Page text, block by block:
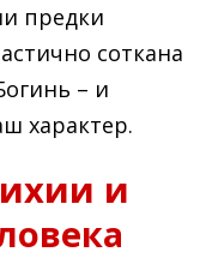
предки
соткана
– и
характер.
и